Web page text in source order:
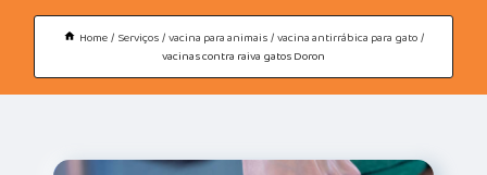
Home Serviços vacina para animais vacina antirrábica para gato
vacinas contra raiva gatos Doron